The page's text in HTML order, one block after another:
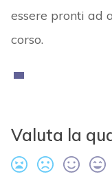
essere pronti ad
corso.
Valuta la